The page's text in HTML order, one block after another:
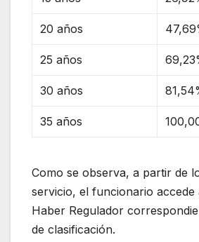
20 años
25 años
30 años
35 años
Como se observa, a partir de
servicio, el funcionario accede
Haber Regulador
de clasificación.